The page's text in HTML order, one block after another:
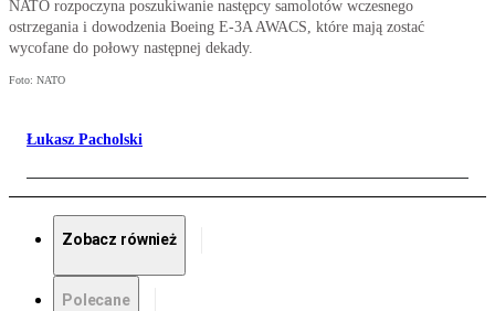
NATO rozpoczyna poszukiwanie następcy samolotów wczesnego
ostrzegania i dowodzenia Boeing E-3A AWACS, które mają zostać
wycofane do połowy następnej dekady.
Foto: NATO
Łukasz Pacholski
Zobacz również
Polecane